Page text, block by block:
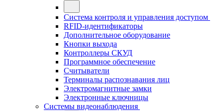
Система контроля и управления доступом
RFID-идентификаторы
Дополнительное оборудование
Кнопки выхода
Контроллеры СКУД
Программное обеспечение
Считыватели
Терминалы распознавания лиц
Электромагнитные замки
Электронные ключницы
Системы видеонаблюдения